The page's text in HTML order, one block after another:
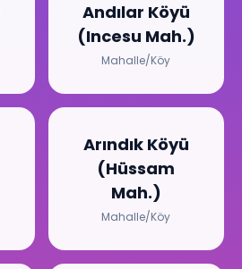
Andılar Köyü
(Incesu Mah.)
Mahalle/Köy
Arındık Köyü
(Hüssam
Mah.)
Mahalle/Köy